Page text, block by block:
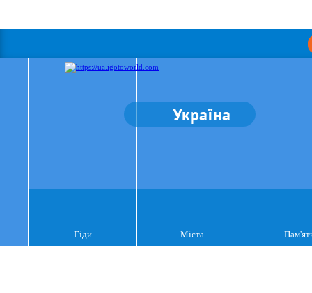
Україна
Гіди Міста